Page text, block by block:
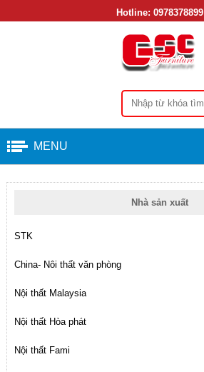
Hotline: 0978378899
MENU
Nhà sản xuất
STK
China- Nôi thất văn phòng
Nội thất Malaysia
Nội thất Hòa phát
Nội thất Fami